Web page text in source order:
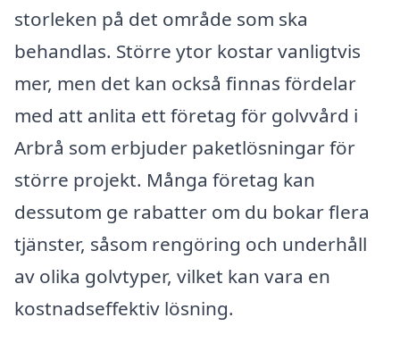
storleken på det område som ska
behandlas. Större ytor kostar vanligtvis
mer, men det kan också finnas fördelar
med att anlita ett företag för golvvård i
Arbrå som erbjuder paketlösningar för
större projekt. Många företag kan
dessutom ge rabatter om du bokar flera
tjänster, såsom rengöring och underhåll
av olika golvtyper, vilket kan vara en
kostnadseffektiv lösning.